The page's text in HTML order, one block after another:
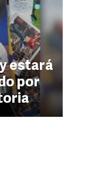
estará
por